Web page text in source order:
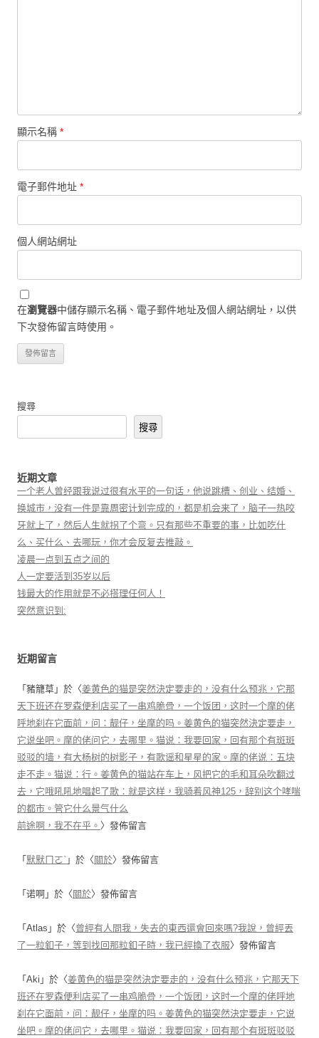
顯示名稱 *
電子郵件地址 *
個人網站網址
在瀏覽器中儲存顯示名稱、電子郵件地址及個人網站網址，以供
下次發佈留言時使用。
搜尋
搜尋
近期文章
一个老人曾经跟我说过很有水平的一句话，他说跳槽、创业、结婚、
换城市，没有一件是靠周密计划完成的，都是机会来了，脑子一热咬
牙就上了，然后人生就拐了个弯。只有那些不重要的事，比如吃什
么、买什么、去哪玩，你才会反复去推敲。
凌晨一点到五点之间的
人一定要活到35岁以后
钱最大的作用就是不必搭理任何人！
突然意识到:
近期留言
「 豬籠草 」於〈姜黄色的猫是突然決定要走的，没有什么预兆，它那
天下班还在罗森便利店买了一串鸡脆骨，一个饭团，这时一个摩的佬
呼地刹在它面前，问：靓仔，坐摩的吗。姜黄色的猫突然決定要走，
它说坐吧。摩的佬问它，去哪里。猫说：我要回家，回有那个有斑斑
驳驳的墙，有大杨树的树影子，有歌谣和星星的家。摩的佬说：五块
走不走。猫说：行。姜黄色的猫站在车上，风把它的毛和耳朵吹翻过
去，它哦吼吼地唱起了歌：就是这样，我骑着风神125，辞别这个哮喘
的都市。管它什么景气什么
前途啊，我不在乎。 〉發佈留言
「 默默ㄇㄛˋ 」於〈 關於〉發佈留言
「 诺啊 」於〈 關於〉發佈留言
「 Atlas 」於〈曾經有人問我，失去的東西還會回來嗎?我說，曾經丟
了一粒釦子，等到找回那粒釦子時，我已經換了衣服〉發佈留言
「 Aki 」於〈姜黄色的猫是突然決定要走的，没有什么预兆，它那天下
班还在罗森便利店买了一串鸡脆骨，一个饭团，这时一个摩的佬呼地
刹在它面前，问：靓仔，坐摩的吗。姜黄色的猫突然決定要走，它说
坐吧。摩的佬问它，去哪里。猫说：我要回家，回有那个有斑斑驳驳